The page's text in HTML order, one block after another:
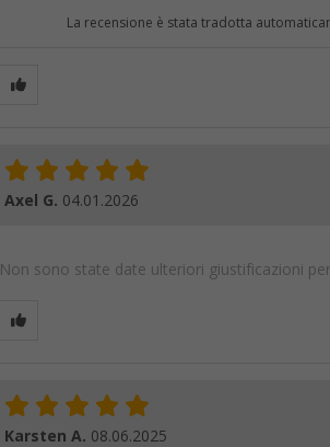
La recensione è stata tradotta
Axel G. 04.01.2026
Non sono state date ulteriori giustificazioni
Karsten A. 08.06.2025